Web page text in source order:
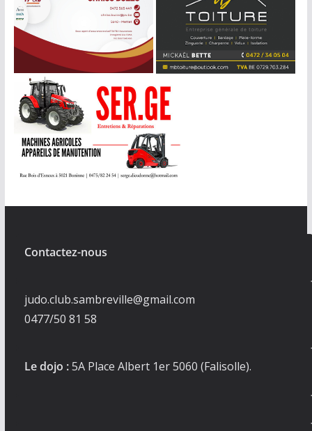
Contactez-nous
judo.club.sambreville@gmail.com
0477/50 81 58
Le dojo :5A Place Albert 1er 5060 (Falisolle).